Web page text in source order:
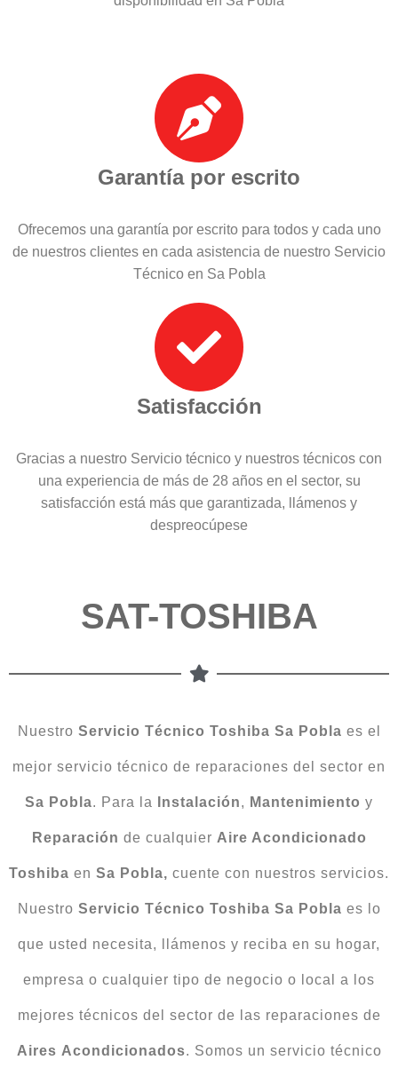
Garantía por escrito
Ofrecemos una garantía por escrito para todos y cada uno
de nuestros clientes en cada asistencia de nuestro Servicio
Técnico en Sa Pobla
Satisfacción
Gracias a nuestro Servicio técnico y nuestros técnicos con
una experiencia de más de 28 años en el sector, su
satisfacción está más que garantizada, llámenos y
despreocúpese
SAT-TOSHIBA
Nuestro Servicio Técnico Toshiba Sa Pobla es el
mejor servicio técnico de reparaciones del sector en
Sa Pobla. Para la Instalación, Mantenimiento y
Reparación de cualquier Aire Acondicionado
Toshiba en Sa Pobla, cuente con nuestros servicios.
Nuestro Servicio Técnico Toshiba Sa Pobla es lo
que usted necesita, llámenos y reciba en su hogar,
empresa o cualquier tipo de negocio o local a los
mejores técnicos del sector de las reparaciones de
Aires Acondicionados. Somos un servicio técnico